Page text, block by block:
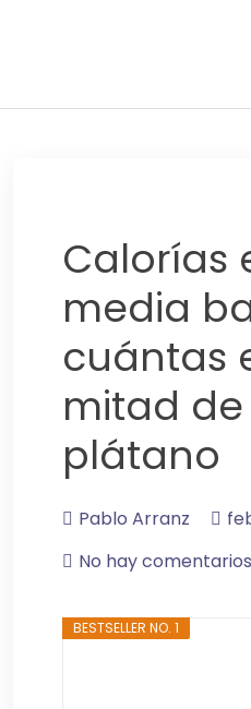
Calorías
media
cuántas
mitad
plátano
Pablo Arranz
No hay comentarios
BESTSELLER NO. 1